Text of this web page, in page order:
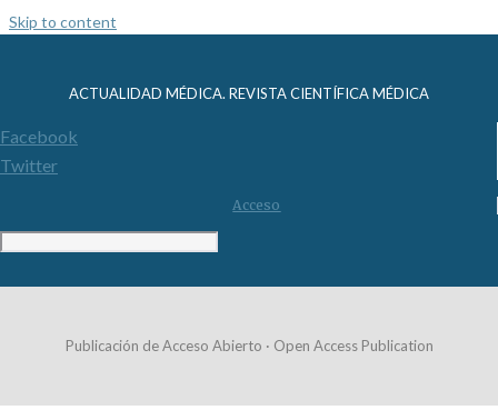
Skip to content
ACTUALIDAD MÉDICA. REVISTA CIENTÍFICA MÉDICA
Facebook
Twitter
Acceso
Publicación de Acceso Abierto · Open Access Publication